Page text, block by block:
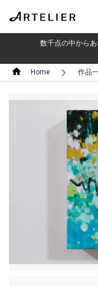
数千点の中から
Home 作品